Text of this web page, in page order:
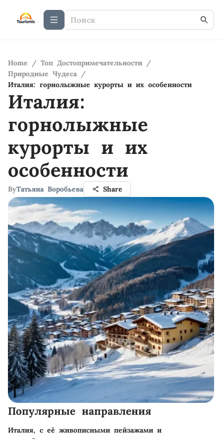
Home / Топ Достопримечательности /
Природные Чудеса /
Италия: горнолыжные курорты и их особенности
Италия:
горнолыжные
курорты и их
особенности
ByТатьяна Воробьева Share
Популярные направления
Италия, с её живописными пейзажами и